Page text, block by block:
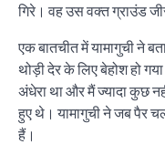
गिरे। वह उस वक्त ग्राउंड
एक बातचीत में यामागुची ने
थोड़ी देर के लिए बेहोश हो
अंधेरा था और मैं ज्यादा कुछ
हुए थे। यामागुची ने जब पैर
हैं।